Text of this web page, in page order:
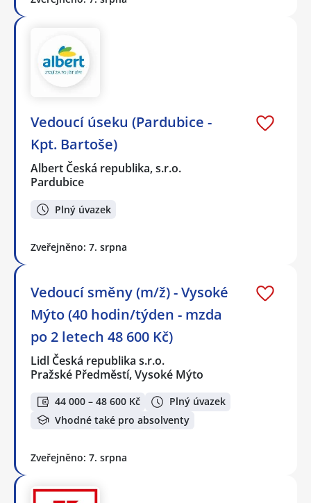
Vedoucí úseku (Pardubice -
Kpt. Bartoše)
Albert Česká republika, s.r.o.
Pardubice
Plný úvazek
Zveřejněno: 7. srpna
Vedoucí směny (m/ž) - Vysoké
Mýto (40 hodin/týden - mzda
po 2 letech 48 600 Kč)
Lidl Česká republika s.r.o.
Pražské Předměstí, Vysoké Mýto
44 000 – 48 600 Kč
Plný úvazek
Vhodné také pro absolventy
Zveřejněno: 7. srpna